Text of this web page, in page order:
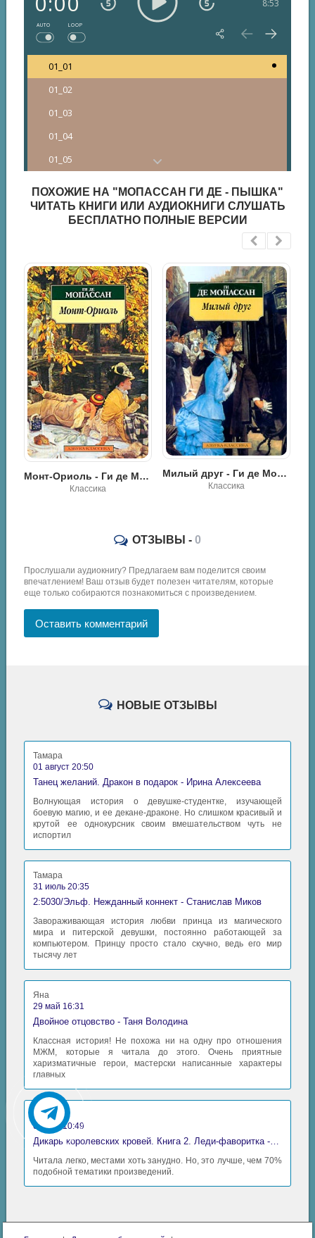
8:53
AUTO LOOP
01_01
01_02
01_03
01_04
01_05
01_07
01_10
01_11
01_12
02_01
02_02
02_03
03_01
03_02
03_03
04_01
05_02
05_04
06_02
07_01
07_02
07_03
07_04
08_01
08_02
08_03
08_04
08_05
08_06
08_07
09_01
09_02
09_03
09_04
09_05
09_06
ПОХОЖИЕ НА "МОПАССАН ГИ ДЕ - ПЫШКА"
ЧИТАТЬ КНИГИ ИЛИ АУДИОКНИГИ СЛУШАТЬ
БЕСПЛАТНО ПОЛНЫЕ ВЕРСИИ
Монт-Ориоль - Ги де Мопассан
Классика
Милый друг - Ги де Мопассан
Классика
ОТЗЫВЫ - 0
Прослушали аудиокнигу? Предлагаем вам поделится своим
впечатлением! Ваш отзыв будет полезен читателям, которые
еще только собираются познакомиться с произведением.
Оставить комментарий
НОВЫЕ ОТЗЫВЫ
Тамара
01 август 20:50
Танец желаний. Дракон в подарок - Ирина Алексеева
Волнующая история о девушке-студентке, изучающей
боевую магию, и ее декане-драконе. Но слишком красивый и
крутой ее однокурсник своим вмешательством чуть не
испортил
Тамара
31 июль 20:35
2:5030/Эльф. Нежданный коннект - Станислав Миков
Завораживающая история любви принца из магического
мира и питерской девушки, постоянно работающей за
компьютером. Принцу просто стало скучно, ведь его мир
тысячу лет
Яна
29 май 16:31
Двойное отцовство - Таня Володина
Классная история! Не похожа ни на одну про отношения
МЖМ, которые я читала до этого. Очень приятные
харизматичные герои, мастерски написанные характеры
главных
Аида
06 май 10:49
Дикарь королевских кровей. Книга 2. Леди-фаворитка - Анна Сергеевна Гаврилова
Читала легко, местами хоть занудно. Но, это лучше, чем 70%
подобной тематики произведений.